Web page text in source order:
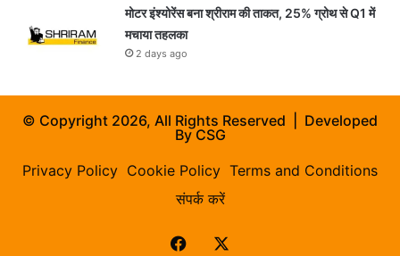
मोटर इंश्योरेंस बना श्रीराम की ताकत, 25% ग्रोथ से Q1 में
मचाया तहलका
2 days ago
© Copyright 2026, All Rights Reserved | Developed
ByCSG
Privacy Policy Cookie Policy Terms and Conditions
संपर्क करें
Facebook